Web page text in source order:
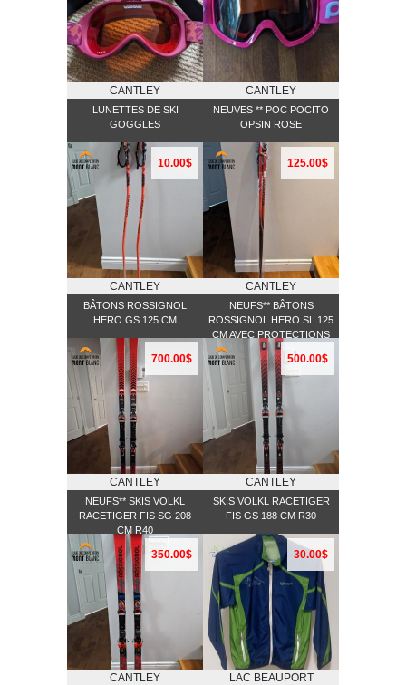
CANTLEY
LUNETTES DE SKI
GOGGLES
CANTLEY
NEUVES ** POC POCITO
OPSIN ROSE
10.00$
CANTLEY
BÂTONS ROSSIGNOL
HERO GS 125 CM
125.00$
CANTLEY
NEUFS** BÂTONS
ROSSIGNOL HERO SL 125
CM AVEC PROTECTIONS
700.00$
CANTLEY
NEUFS** SKIS VOLKL
RACETIGER FIS SG 208
CM R40
500.00$
CANTLEY
SKIS VOLKL RACETIGER
FIS GS 188 CM R30
350.00$
CANTLEY
30.00$
LAC BEAUPORT